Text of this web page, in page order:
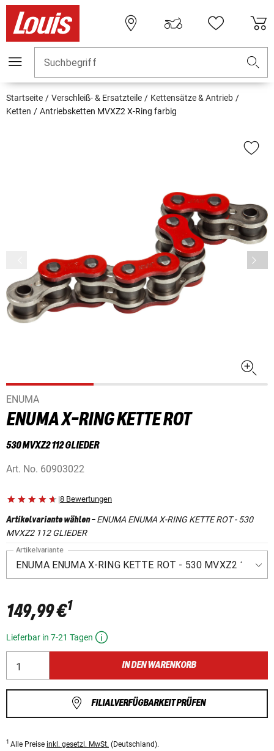
Suchbegriff
Startseite Verschleiß- & Ersatzteile
Kettensätze & Antrieb
Ketten
Antriebsketten MVXZ2 X-Ring farbig
ENUMA
ENUMA X-RING KETTE ROT
530 MVXZ2 112 GLIEDER
Art. No. 60903022
|8 Bewertungen
Artikelvariante wählen-ENUMA ENUMA X-RING KETTE ROT - 530
MVXZ2 112 GLIEDER
Artikelvariante
149,99 €1
Lieferbar in 7-21 Tagen
IN DEN WARENKORB
FILIALVERFÜGBARKEIT PRÜFEN
1 Alle Preise inkl. gesetzl. MwSt. (Deutschland).